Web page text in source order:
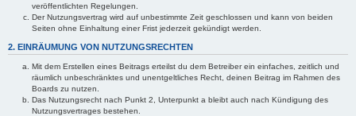
veröffentlichten Regelungen.
Der Nutzungsvertrag wird auf unbestimmte Zeit geschlossen und kann von beiden
Seiten ohne Einhaltung einer Frist jederzeit gekündigt werden.
2. EINRÄUMUNG VON NUTZUNGSRECHTEN
Mit dem Erstellen eines Beitrags erteilst du dem Betreiber ein einfaches, zeitlich und
räumlich unbeschränktes und unentgeltliches Recht, deinen Beitrag im Rahmen des
Boards zu nutzen.
Das Nutzungsrecht nach Punkt 2, Unterpunkt a bleibt auch nach Kündigung des
Nutzungsvertrages bestehen.